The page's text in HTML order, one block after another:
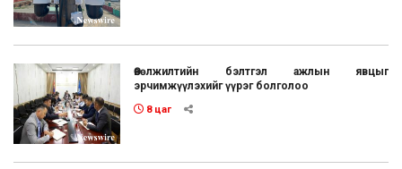
Өвөлжилтийн бэлтгэл ажлын явцыг
эрчимжүүлэхийг үүрэг болголоо
8 цаг